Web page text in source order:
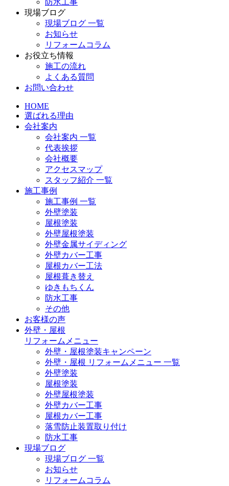
現場ブログ
現場ブログ 一覧
お知らせ
リフォームコラム
お役立ち情報
施工の流れ
よくある質問
お問い合わせ
HOME
選ばれる理由
会社案内
会社案内 一覧
代表挨拶
会社概要
アクセスマップ
スタッフ紹介 一覧
施工事例
施工事例 一覧
外壁塗装
屋根塗装
外壁屋根塗装
外壁金属サイディング
外壁カバー工事
屋根カバー工法
屋根葺き替え
ゆきもちくん
防水工事
その他
お客様の声
外壁・屋根
リフォームメニュー
外壁・屋根塗装キャンペーン
外壁・屋根 リフォームメニュー 一覧
外壁塗装
屋根塗装
外壁屋根塗装
外壁カバー工事
屋根カバー工事
落雪防止装置取り付け
防水工事
現場ブログ
現場ブログ 一覧
お知らせ
リフォームコラム